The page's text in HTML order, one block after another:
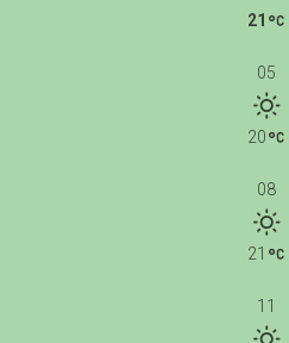
21
05
20
08
21
11